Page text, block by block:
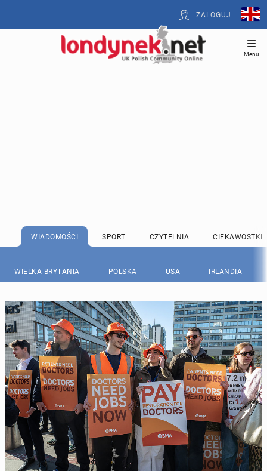
ZALOGUJ
Menu
WIADOMOŚCI SPORT CZYTELNIA CIEKAWOSTKI
WIELKA BRYTANIA POLSKA USA IRLANDIA